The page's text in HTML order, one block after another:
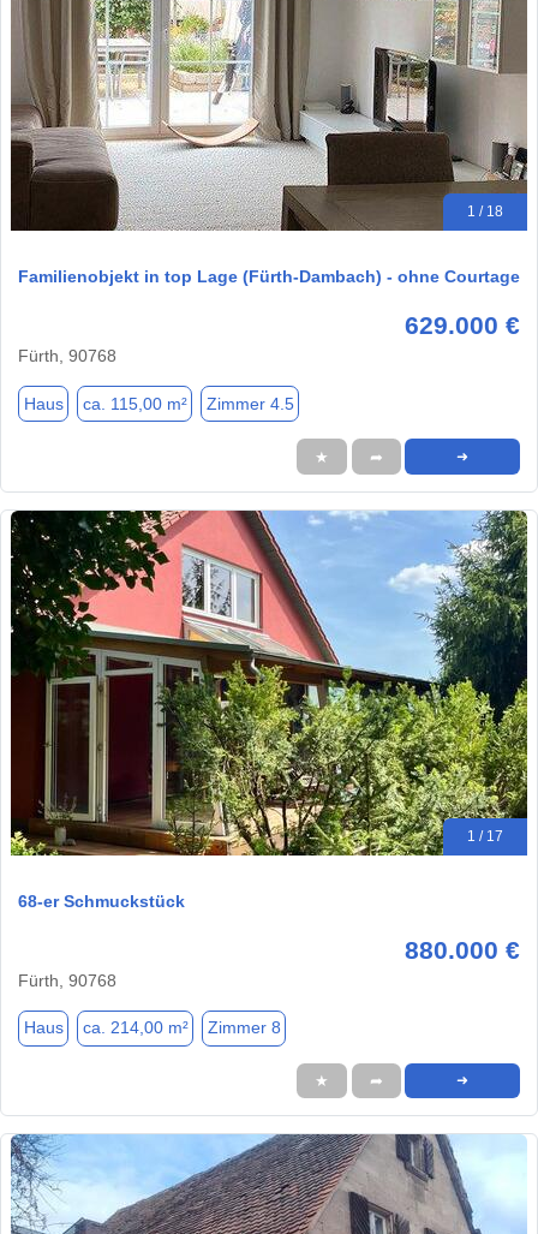
1 / 18
Familienobjekt in top Lage (Fürth-Dambach) - ohne Courtage
629.000 €
Fürth, 90768
Haus ca. 115,00 m² Zimmer 4.5
★ ➦ ➜
1 / 17
68-er Schmuckstück
880.000 €
Fürth, 90768
Haus ca. 214,00 m² Zimmer 8
★ ➦ ➜